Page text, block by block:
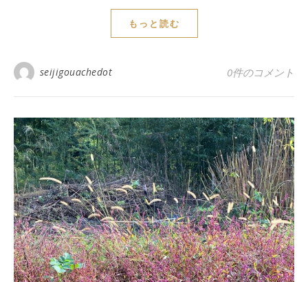
もっと読む
seijigouachedot 0件のコメント